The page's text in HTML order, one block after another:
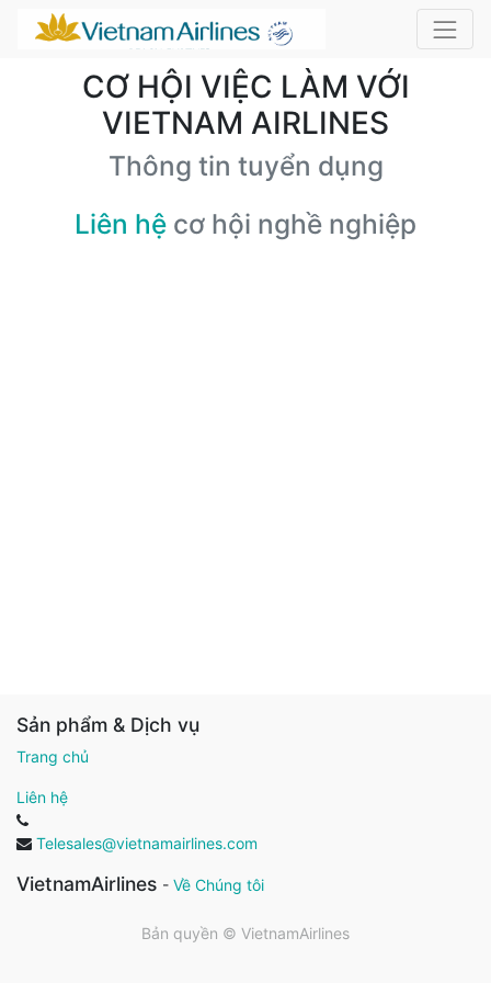
CƠ HỘI VIỆC LÀM VỚI
VIETNAM AIRLINES
Thông tin tuyển dụng
Liên hệ cơ hội nghề nghiệp
Sản phẩm & Dịch vụ
Trang chủ
Liên hệ
Telesales@vietnamairlines.com
VietnamAirlines - Về Chúng tôi
Bản quyền © VietnamAirlines